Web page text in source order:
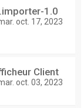
1.0
oct. 17, 2023
Client
oct. 03, 2023